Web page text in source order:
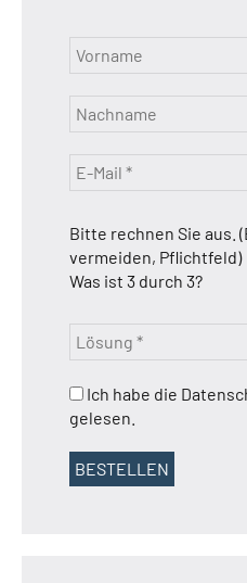
Bitte rechnen Sie aus.
vermeiden, Pflichtfeld)
Was ist 3 durch 3?
Ich habe die
gelesen.